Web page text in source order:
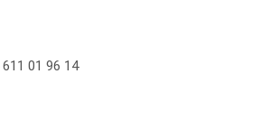
01 96 14